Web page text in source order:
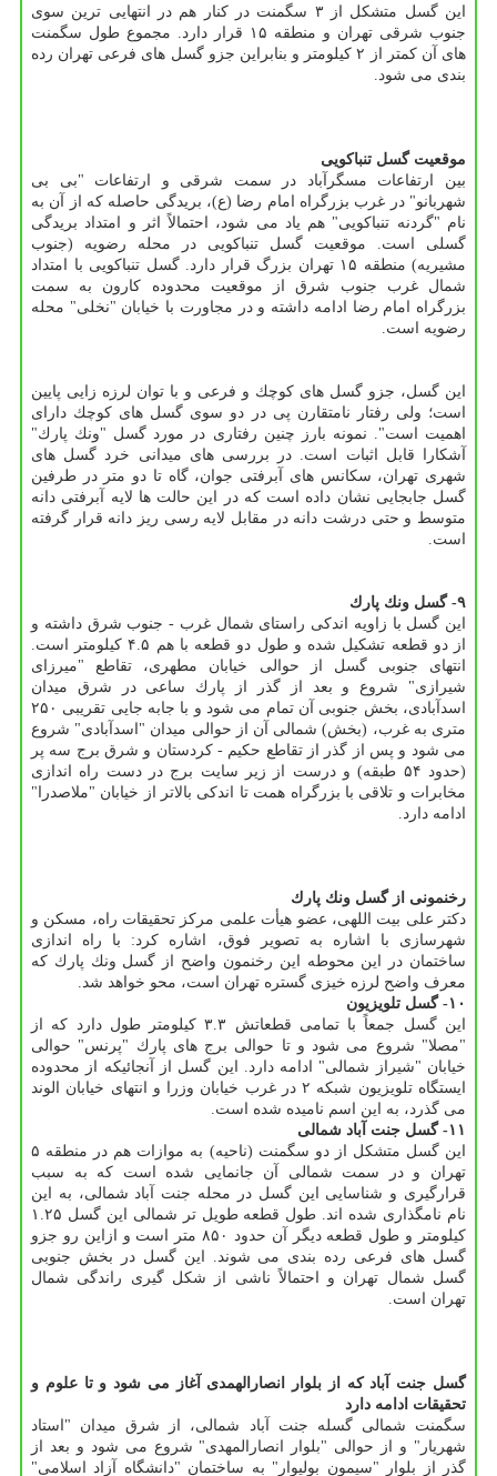
این گسل متشكل از ۳ سگمنت در كنار هم در انتهایی ترین سوی
جنوب شرقی تهران و منطقه ۱۵ قرار دارد. مجموع طول سگمنت
های آن كمتر از ۲ كیلومتر و بنابراین جزو گسل های فرعی تهران رده
بندی می شود.
موقعیت گسل تنباكویی
بین ارتفاعات مسگرآباد در سمت شرقی و ارتفاعات "بی بی
شهربانو" در غرب بزرگراه امام رضا (ع)، بریدگی حاصله كه از آن به
نام "گردنه تنباكویی" هم یاد می شود، احتمالاً اثر و امتداد بریدگی
گسلی است. موقعیت گسل تنباكویی در محله رضویه (جنوب
مشیریه) منطقه ۱۵ تهران بزرگ قرار دارد. گسل تنباكویی با امتداد
شمال غرب جنوب شرق از موقعیت محدوده كارون به سمت
بزرگراه امام رضا ادامه داشته و در مجاورت با خیابان "نخلی" محله
رضویه است.
این گسل، جزو گسل های كوچك و فرعی و با توان لرزه زایی پایین
است؛ ولی رفتار نامتقارن پی در دو سوی گسل های كوچك دارای
اهمیت است". نمونه بارز چنین رفتاری در مورد گسل "ونك پارك"
آشكارا قابل اثبات است. در بررسی های میدانی خرد گسل های
شهری تهران، سكانس های آبرفتی جوان، گاه تا دو متر در طرفین
گسل جابجایی نشان داده است كه در این حالت ها لایه آبرفتی دانه
متوسط و حتی درشت دانه در مقابل لایه رسی ریز دانه قرار گرفته
است.
۹- گسل ونك پارك
این گسل با زاویه اندكی راستای شمال غرب - جنوب شرق داشته و
از دو قطعه تشكیل شده و طول دو قطعه با هم ۴.۵ كیلومتر است.
انتهای جنوبی گسل از حوالی خیابان مطهری، تقاطع "میرزای
شیرازی" شروع و بعد از گذر از پارك ساعی در شرق میدان
اسدآبادی، بخش جنوبی آن تمام می شود و با جابه جایی تقریبی ۲۵۰
متری به غرب، (بخش) شمالی آن از حوالی میدان "اسدآبادی" شروع
می شود و پس از گذر از تقاطع حكیم - كردستان و شرق برج سه پر
(حدود ۵۴ طبقه) و درست از زیر سایت برج در دست راه اندازی
مخابرات و تلاقی با بزرگراه همت تا اندكی بالاتر از خیابان "ملاصدرا"
ادامه دارد.
رخنمونی از گسل ونك پارك
دكتر علی بیت اللهی، عضو هیأت علمی مركز تحقیقات راه، مسكن و
شهرسازی با اشاره به تصویر فوق، اشاره كرد: با راه اندازی
ساختمان در این محوطه این رخنمون واضح از گسل ونك پارك كه
معرف واضح لرزه خیزی گستره تهران است، محو خواهد شد.
۱۰- گسل تلویزیون
این گسل جمعاً با تمامی قطعاتش ۳.۳ كیلومتر طول دارد كه از
"مصلا" شروع می شود و تا حوالی برج های پارك "پرنس" حوالی
خیابان "شیراز شمالی" ادامه دارد. این گسل از آنجائیكه از محدوده
ایستگاه تلویزیون شبكه ۲ در غرب خیابان وزرا و انتهای خیابان الوند
می گذرد، به این اسم نامیده شده است.
۱۱- گسل جنت آباد شمالی
این گسل متشكل از دو سگمنت (ناحیه) به موازات هم در منطقه ۵
تهران و در سمت شمالی آن جانمایی شده است كه به سبب
قرارگیری و شناسایی این گسل در محله جنت آباد شمالی، به این
نام نامگذاری شده اند. طول قطعه طویل تر شمالی این گسل ۱.۲۵
كیلومتر و طول قطعه دیگر آن حدود ۸۵۰ متر است و ازاین رو جزو
گسل های فرعی رده بندی می شوند. این گسل در بخش جنوبی
گسل شمال تهران و احتمالاً ناشی از شكل گیری راندگی شمال
تهران است.
گسل جنت آباد كه از بلوار انصارالهمدی آغاز می شود و تا علوم و
تحقیقات ادامه دارد
سگمنت شمالی گسله جنت آباد شمالی، از شرق میدان "استاد
شهریار" و از حوالی "بلوار انصارالمهدی" شروع می شود و بعد از
گذر از بلوار "سیمون بولیوار" به ساختمان "دانشگاه آزاد اسلامی"